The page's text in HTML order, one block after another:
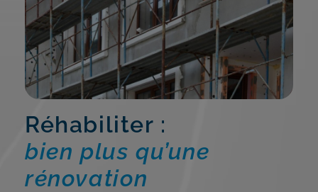
Réhabiliter :
bien plus qu’une
rénovation